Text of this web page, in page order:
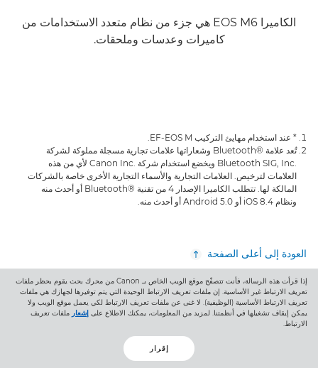
الكاميرا EOS M6 هي جزء من نظام متعدد الاستخدامات من
كاميرات وعدسات وملحقات.
* عند استخدام مهايئ التركيب EF-EOS M.
تُعد علامة Bluetooth®‎ وشعاراتها علامات تجارية مسجلة مملوكة لشركة
Bluetooth SIG, Inc.‎ ويخضع استخدام شركة Canon Inc.‎ لأي من هذه
العلامات لترخيص. العلامات التجارية والأسماء التجارية الأخرى خاصة بالشركات
المالكة لها. تتطلب الكاميرا الإصدار 4 من تقنية Bluetooth®‎ أو أحدث منه
ونظام iOS 8.4 أو Android 5.0 أو أحدث منه.
إذا قرأت هذه الرسالة، فأنت تتصفّح موقع الويب الخاص بـ Canon من محرك بحث يقوم بحظر ملفات
تعريف الارتباط غير الأساسية. إن ملفات تعريف الارتباط الوحيدة التي يتم توفيرها لجهازك هي ملفات
تعريف الارتباط الأساسية (الوظيفية). لا غنى عن ملفات تعريف الارتباط لكي يعمل موقع الويب ولا
يمكن إيقاف تشغيلها في أنظمتنا. لمزيد من المعلومات، يمكنك الاطلاع على إشعار ملفات تعريف
الارتباط.
إقرار
العودة إلى أعلى الصفحة
المنتجات
الخدمات والحلول